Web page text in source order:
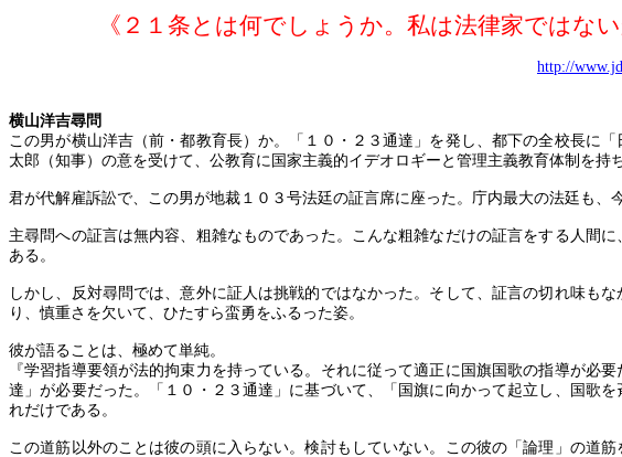
《２１条とは何でしょうか。私は法律家ではな
http://
横山洋吉尋問
この男が横山洋吉（前・都教育長）か。「１０・２３通達」を発し、都下の全校長に
太郎（知事）の意を受けて、公教育に国家主義的イデオロギーと管理主義教育体制を持
君が代解雇訴訟で、この男が地裁１０３号法廷の証言席に座った。庁内最大の法廷も
主尋問への証言は無内容、粗雑なものであった。こんな粗雑なだけの証言をする人間
ある。
しかし、反対尋問では、意外に証人は挑戦的ではなかった。そして、証言の切れ味も
り、慎重さを欠いて、ひたすら蛮勇をふるった姿。
彼が語ることは、極めて単純。
『学習指導要領が法的拘束力を持っている。それに従って適正に国旗国歌の指導が必
達」が必要だった。「１０・２３通達」に基づいて、「国旗に向かって起立し、国歌
れだけである。
この道筋以外のことは彼の頭に入らない。検討もしていない。この彼の「論理」の道